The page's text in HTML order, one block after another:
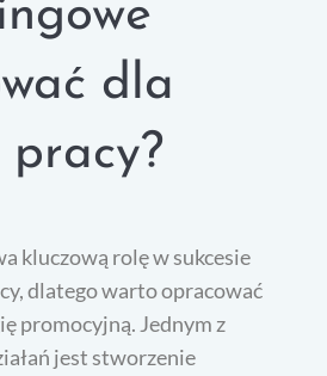
dla
kluczową rolę w sukcesie
dlatego warto opracować
promocyjną. Jednym z
jest stworzenie